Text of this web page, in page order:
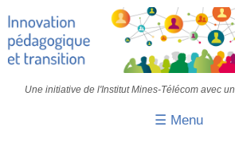
Une initiative de l'Institut Mines-Télécom avec un
☰ Menu